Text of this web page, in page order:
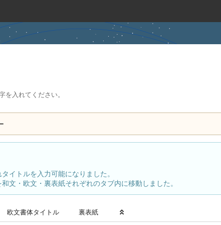
を入れてください。
イトルを入力可能になりました。
文・欧文・裏表紙それぞれのタブ内に移動しました。
欧文書体タイトル 裏表紙